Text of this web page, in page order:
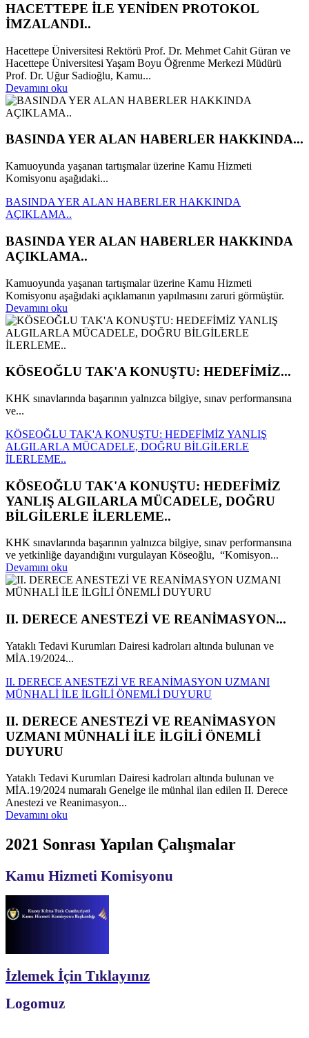
HACETTEPE İLE YENİDEN PROTOKOL
İMZALANDI..
Hacettepe Üniversitesi Rektörü Prof. Dr. Mehmet Cahit Güran ve
Hacettepe Üniversitesi Yaşam Boyu Öğrenme Merkezi Müdürü
Prof. Dr. Uğur Sadioğlu, Kamu...
Devamını oku
BASINDA YER ALAN HABERLER HAKKINDA...
Kamuoyunda yaşanan tartışmalar üzerine Kamu Hizmeti
Komisyonu aşağıdaki...
BASINDA YER ALAN HABERLER HAKKINDA
AÇIKLAMA..
BASINDA YER ALAN HABERLER HAKKINDA
AÇIKLAMA..
Kamuoyunda yaşanan tartışmalar üzerine Kamu Hizmeti
Komisyonu aşağıdaki açıklamanın yapılmasını zaruri görmüştür.
Devamını oku
KÖSEOĞLU TAK'A KONUŞTU: HEDEFİMİZ...
KHK sınavlarında başarının yalnızca bilgiye, sınav performansına
ve...
KÖSEOĞLU TAK'A KONUŞTU: HEDEFİMİZ YANLIŞ
ALGILARLA MÜCADELE, DOĞRU BİLGİLERLE
İLERLEME..
KÖSEOĞLU TAK'A KONUŞTU: HEDEFİMİZ
YANLIŞ ALGILARLA MÜCADELE, DOĞRU
BİLGİLERLE İLERLEME..
KHK sınavlarında başarının yalnızca bilgiye, sınav performansına
ve yetkinliğe dayandığını vurgulayan Köseoğlu, “Komisyon...
Devamını oku
II. DERECE ANESTEZİ VE REANİMASYON...
Yataklı Tedavi Kurumları Dairesi kadroları altında bulunan ve
MİA.19/2024...
II. DERECE ANESTEZİ VE REANİMASYON UZMANI
MÜNHALİ İLE İLGİLİ ÖNEMLİ DUYURU
II. DERECE ANESTEZİ VE REANİMASYON
UZMANI MÜNHALİ İLE İLGİLİ ÖNEMLİ
DUYURU
Yataklı Tedavi Kurumları Dairesi kadroları altında bulunan ve
MİA.19/2024 numaralı Genelge ile münhal ilan edilen II. Derece
Anestezi ve Reanimasyon...
Devamını oku
2021 Sonrası Yapılan Çalışmalar
Kamu Hizmeti Komisyonu
İzlemek İçin Tıklayınız
Logomuz